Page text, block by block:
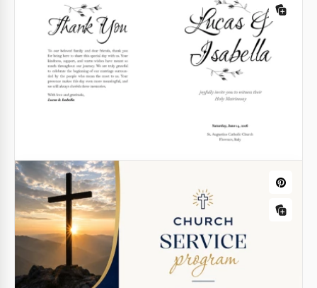
Modelo de Programa de Celebração da
Vida
A memória vive nas palavras e nos detalhes.
tranquilidade e solenidade, fornecendo um pano de
fundo que é rico e sombrio.
Google Docs